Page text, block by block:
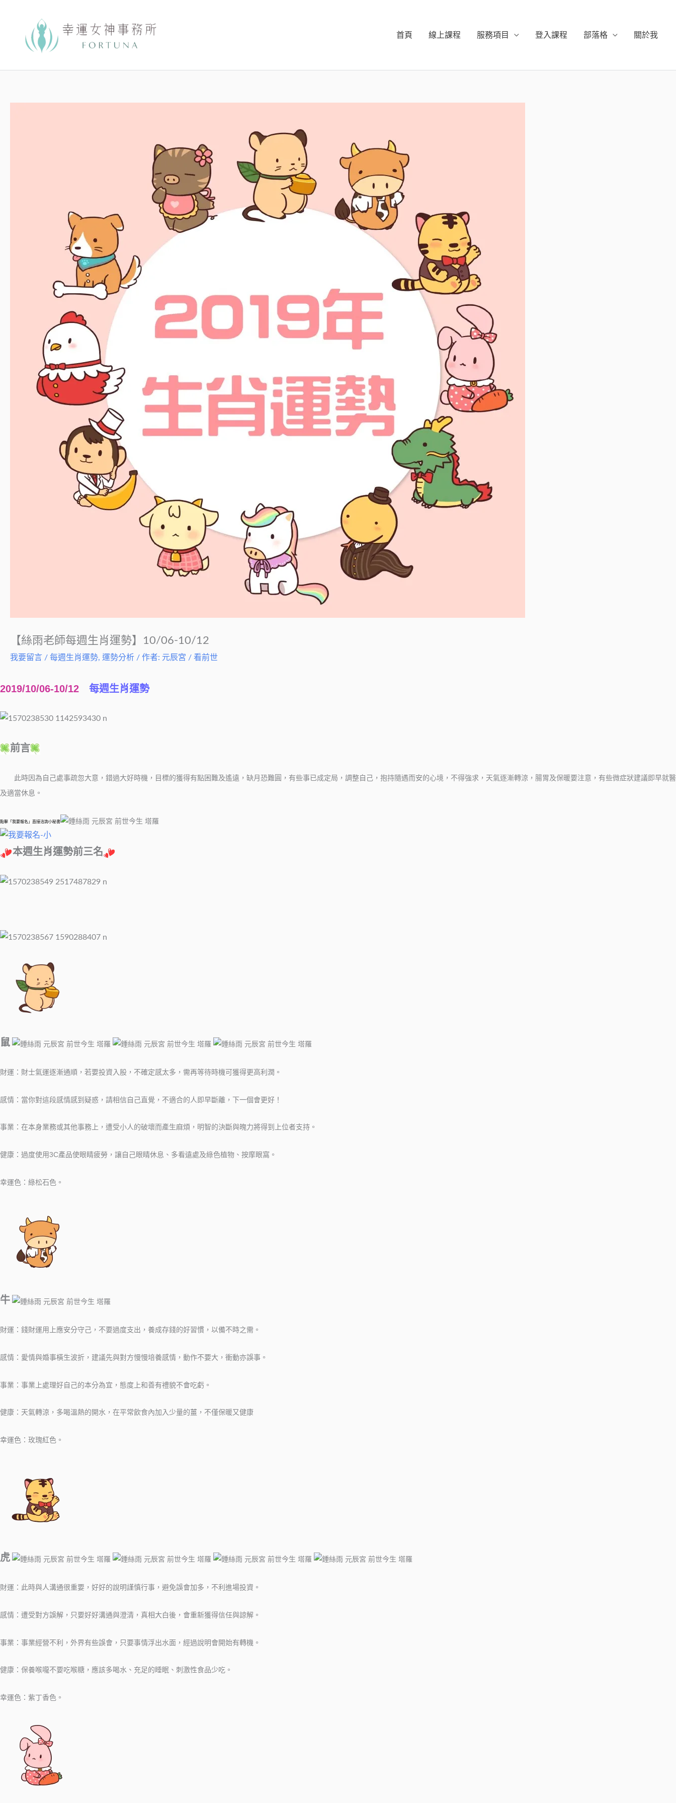
首頁 線上課程 服務項目 登入課程 部落格 關於我
【絲雨老師每週生肖運勢】10/06-10/12
我要留言 / 每週生肖運勢, 運勢分析 / 作者: 元辰宮 / 看前世
2019/10/06-10/12 每週生肖運勢
前言
此時因為自己處事疏忽大意，錯過大好時機，目標的獲得有點困難及遙遠，缺月恐難圓，有些事已成定局，調整自己，抱持隨遇而安的心境，不得強求，天氣逐漸轉涼，腸胃及保暖要注意，有些微症狀建議即早就醫
及適當休息。
點擊「我要報名」直接洽詢小秘書
本週生肖運勢前三名
鼠
財運：財士氣運逐漸通順，若要投資入股，不確定感太多，需再等待時機可獲得更高利潤。
感情：當你對這段感情感到疑惑，請相信自己直覺，不適合的人即早斷離，下一個會更好！
事業：在本身業務或其他事務上，遭受小人的破壞而產生麻煩，明智的決斷與魄力將得到上位者支持。
健康：過度使用3C產品使眼睛疲勞，讓自己眼睛休息、多看遠處及綠色植物、按摩眼窩。
幸運色：綠松石色。
牛
財運：錢財運用上應安分守己，不要過度支出，養成存錢的好習慣，以備不時之需。
感情：愛情與婚事橫生波折，建議先與對方慢慢培養感情，動作不要大，衝動亦誤事。
事業：事業上處理好自己的本分為宜，態度上和善有禮貌不會吃虧。
健康：天氣轉涼，多喝溫熱的開水，在平常飲食內加入少量的薑，不僅保暖又健康
幸運色：玫瑰紅色。
虎
財運：此時與人溝通很重要，好好的說明謹慎行事，避免誤會加多，不利進場投資。
感情：遭受對方誤解，只要好好溝通與澄清，真相大白後，會重新獲得信任與諒解。
事業：事業經營不利，外界有些誤會，只要事情浮出水面，經過說明會開始有轉機。
健康：保養喉嚨不要吃喉糖，應該多喝水、充足的睡眠、刺激性食品少吃。
幸運色：紫丁香色。